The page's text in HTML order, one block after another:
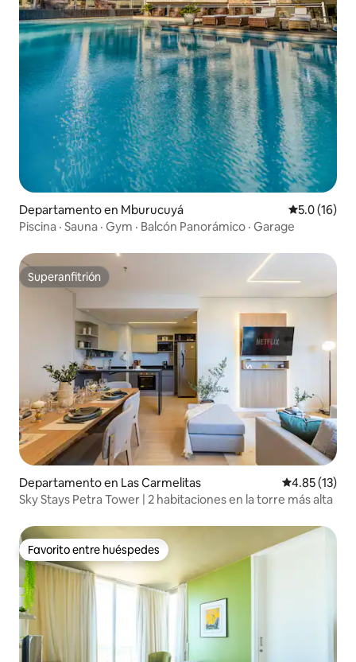
Departamento en Mburucuyá Calificación
5.0 (16)
Piscina · Sauna · Gym · Balcón Panorámico · Garage
Superanfitrión
Superanfitrión
Departamento en Las Carmelitas Calificación
4.85 (13)
Sky Stays Petra Tower | 2 habitaciones en la torre más alta
Favorito entre huéspedes
Favorito entre huéspedes